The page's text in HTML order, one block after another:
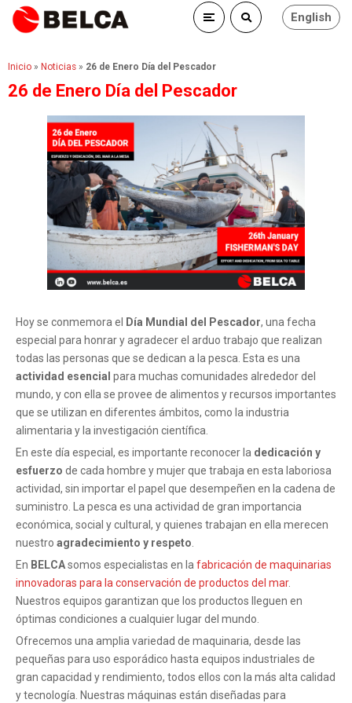
English
Inicio » Noticias » 26 de Enero Día del Pescador
26 de Enero Día del Pescador
Hoy se conmemora el Día Mundial del Pescador, una fecha
especial para honrar y agradecer el arduo trabajo que realizan
todas las personas que se dedican a la pesca. Esta es una
actividad esencial para muchas comunidades alrededor del
mundo, y con ella se provee de alimentos y recursos importantes
que se utilizan en diferentes ámbitos, como la industria
alimentaria y la investigación científica.
En este día especial, es importante reconocer la dedicación y
esfuerzo de cada hombre y mujer que trabaja en esta laboriosa
actividad, sin importar el papel que desempeñen en la cadena de
suministro. La pesca es una actividad de gran importancia
económica, social y cultural, y quienes trabajan en ella merecen
nuestro agradecimiento y respeto
En BELCAsomos especialistas en la fabricación de maquinarias
innovadoras para la conservación de productos del mar.
Nuestros equipos garantizan que los productos lleguen en
óptimas condiciones a cualquier lugar del mundo.
Ofrecemos una amplia variedad de maquinaria, desde las
pequeñas para uso esporádico hasta equipos industriales de
gran capacidad y rendimiento, todos ellos con la más alta calidad
y tecnología. Nuestras máquinas están diseñadas para